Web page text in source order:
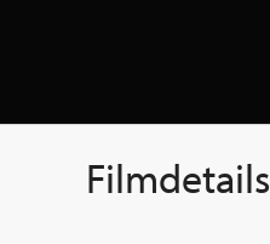
Filmdetails